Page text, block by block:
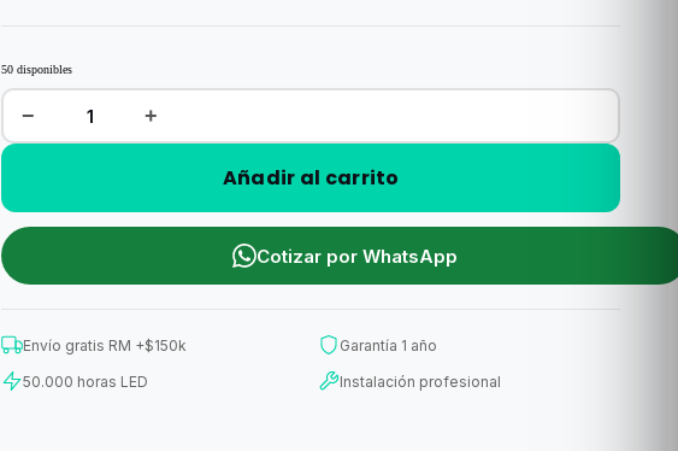
50 disponibles
Sistema
Hexa
Kit
m
x
1,60
m
(203W)
cantidad
− +
Añadir al carrito
Cotizar por WhatsApp
Envío gratis RM +$150k
Garantía 1 año
50.000 horas LED
Instalación profesional